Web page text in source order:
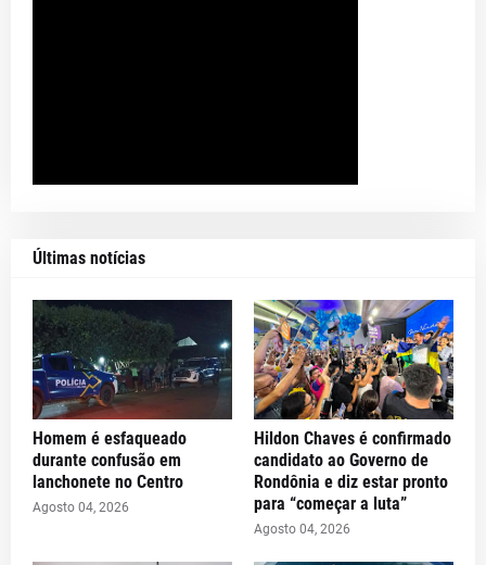
Últimas notícias
Homem é esfaqueado
durante confusão em
lanchonete no Centro
Agosto 04, 2026
Hildon Chaves é confirmado
candidato ao Governo de
Rondônia e diz estar pronto
para “começar a luta”
Agosto 04, 2026